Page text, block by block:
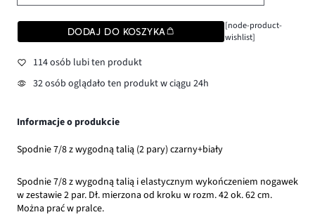
DODAJ DO KOSZYKA
[node-product-
wishlist]
114 osób lubi ten produkt
32 osób oglądało ten produkt w ciągu 24h
Informacje o produkcie
Spodnie 7/8 z wygodną talią (2 pary) czarny+biały
Spodnie 7/8 z wygodną talią i elastycznym wykończeniem nogawek
w zestawie 2 par. Dł. mierzona od kroku w rozm. 42 ok. 62 cm.
Można prać w pralce.